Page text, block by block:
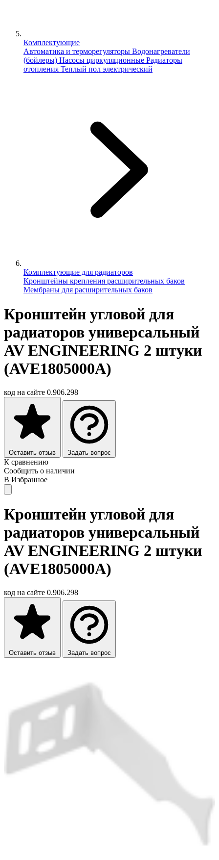
Комплектующие
Автоматика и терморегуляторы Водонагреватели
(бойлеры) Насосы циркуляционные Радиаторы
отопления Теплый пол электрический
Комплектующие для радиаторов
Кронштейны крепления расширительных баков
Мембраны для расширительных баков
Кронштейн угловой для
радиаторов универсальный
AV ENGINEERING 2 штуки
(AVE1805000A)
код на сайте 0.906.298
Оставить отзыв Задать вопрос
К сравнению
Сообщить о наличии
В Избранное
Кронштейн угловой для
радиаторов универсальный
AV ENGINEERING 2 штуки
(AVE1805000A)
код на сайте 0.906.298
Оставить отзыв Задать вопрос